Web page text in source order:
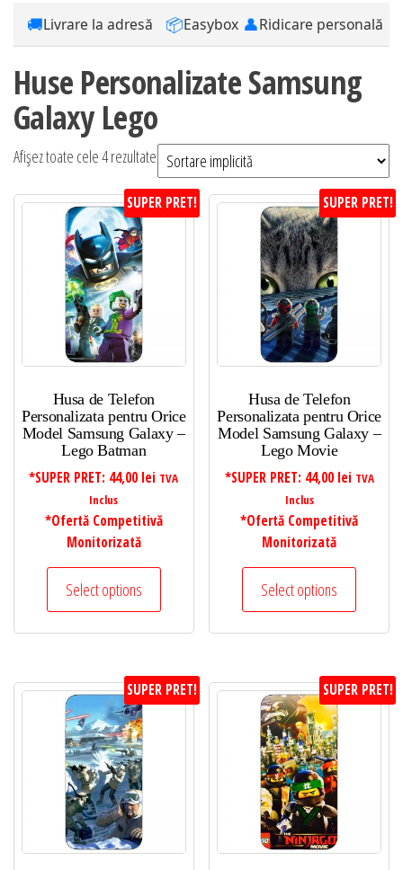
🚚Livrare la adresă 📦Easybox 👤Ridicare personală
Huse Personalizate Samsung
Galaxy Lego
Afișez toate cele 4 rezultate
SUPER PRET!
Husa de Telefon
Personalizata pentru Orice
Model Samsung Galaxy –
Lego Batman
*SUPER PRET: 44,00 lei TVA
Inclus
*Ofertă Competitivă
Monitorizată
Select options
SUPER PRET!
Husa de Telefon
Personalizata pentru Orice
Model Samsung Galaxy –
Lego Movie
*SUPER PRET: 44,00 lei TVA
Inclus
*Ofertă Competitivă
Monitorizată
Select options
SUPER PRET! SUPER PRET!